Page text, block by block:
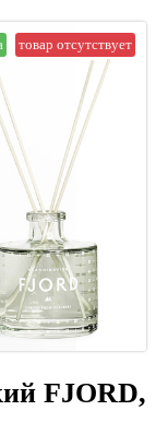
товар отсутствует
FJORD,